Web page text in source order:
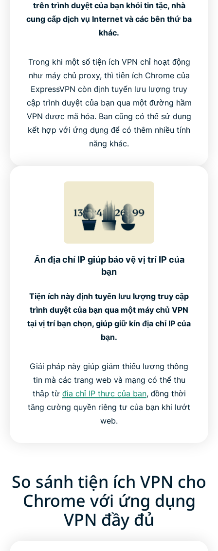
trên trình duyệt của bạn khỏi tin tặc, nhà
cung cấp dịch vụ Internet và các bên thứ ba
khác.
Trong khi một số tiện ích VPN chỉ hoạt động
như máy chủ proxy, thì tiện ích Chrome của
ExpressVPN còn định tuyến lưu lượng truy
cập trình duyệt của bạn qua một đường hầm
VPN được mã hóa. Bạn cũng có thể sử dụng
kết hợp với ứng dụng để có thêm nhiều tính
năng khác.
Ẩn địa chỉ IP giúp bảo vệ vị trí IP của
bạn
Tiện ích này định tuyến lưu lượng truy cập
trình duyệt của bạn qua một máy chủ VPN
tại vị trí bạn chọn, giúp giữ kín địa chỉ IP của
bạn.
Giải pháp này giúp giảm thiểu lượng thông
tin mà các trang web và mạng có thể thu
thập từ địa chỉ IP thực của bạn, đồng thời
tăng cường quyền riêng tư của bạn khi lướt
web.
So sánh tiện ích VPN cho
Chrome với ứng dụng
VPN đầy đủ